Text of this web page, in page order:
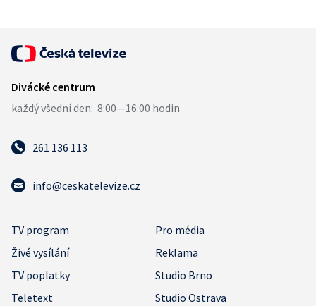
261 136 113
info@ceskatelevize.cz
TV program
Pro média
Živé vysílání
Reklama
TV poplatky
Studio Brno
Teletext
Studio Ostrava